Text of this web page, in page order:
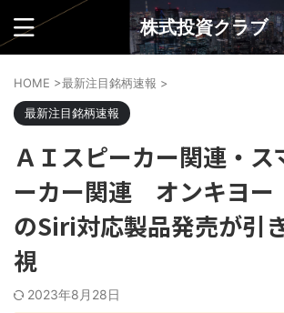
株式投資クラブ
HOME >最新注目銘柄速報 >
最新注目銘柄速報
ＡＩスピーカー関連・ス
ーカー関連 オンキヨ
のSiri対応製品発売が引
視
2023年8月28日